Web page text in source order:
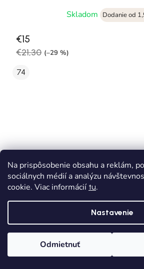
Na prispôsobenie obsahu a reklám,
sociálnych médií a analýzu
cookie. Viac informácií tu.
Nastavenie
Odmietnuť
Skladom
Dodanie od
€15
€21,30 (–29 %)
74